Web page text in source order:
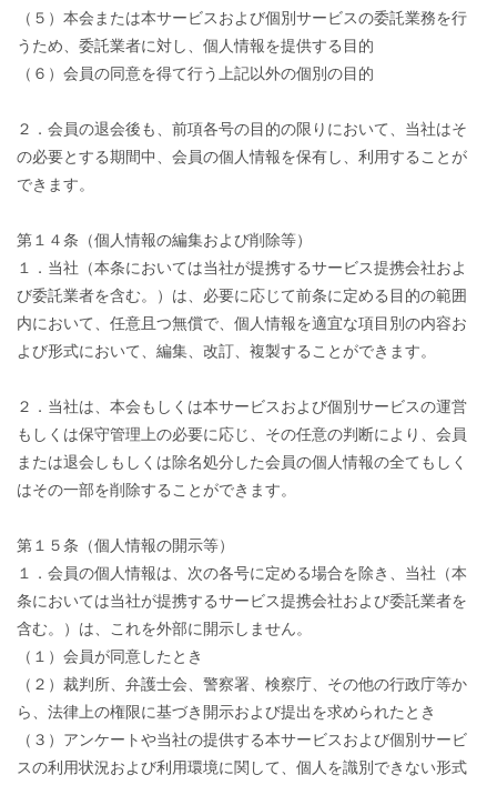
（５）本会または本サービスおよび個別サービスの委託業務を行
うため、委託業者に対し、個人情報を提供する目的
（６）会員の同意を得て行う上記以外の個別の目的
２．会員の退会後も、前項各号の目的の限りにおいて、当社はそ
の必要とする期間中、会員の個人情報を保有し、利用することが
できます。
第１４条（個人情報の編集および削除等）
１．当社（本条においては当社が提携するサービス提携会社およ
び委託業者を含む。）は、必要に応じて前条に定める目的の範囲
内において、任意且つ無償で、個人情報を適宜な項目別の内容お
よび形式において、編集、改訂、複製することができます。
２．当社は、本会もしくは本サービスおよび個別サービスの運営
もしくは保守管理上の必要に応じ、その任意の判断により、会員
または退会しもしくは除名処分した会員の個人情報の全てもしく
はその一部を削除することができます。
第１５条（個人情報の開示等）
１．会員の個人情報は、次の各号に定める場合を除き、当社（本
条においては当社が提携するサービス提携会社および委託業者を
含む。）は、これを外部に開示しません。
（１）会員が同意したとき
（２）裁判所、弁護士会、警察署、検察庁、その他の行政庁等か
ら、法律上の権限に基づき開示および提出を求められたとき
（３）アンケートや当社の提供する本サービスおよび個別サービ
スの利用状況および利用環境に関して、個人を識別できない形式